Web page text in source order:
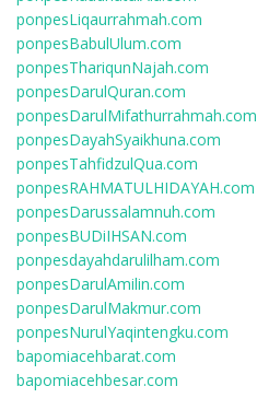
ponpesLiqaurrahmah.com
ponpesBabulUlum.com
ponpesThariqunNajah.com
ponpesDarulQuran.com
ponpesDarulMifathurrahmah.com
ponpesDayahSyaikhuna.com
ponpesTahfidzulQua.com
ponpesRAHMATULHIDAYAH.com
ponpesDarussalamnuh.com
ponpesBUDiIHSAN.com
ponpesdayahdarulilham.com
ponpesDarulAmilin.com
ponpesDarulMakmur.com
ponpesNurulYaqintengku.com
bapomiacehbarat.com
bapomiacehbesar.com